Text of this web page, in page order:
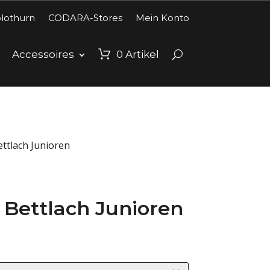
CODARA-Stores Mein Konto
Accessoires 0 Artikel
Junioren
Bettlach Junioren